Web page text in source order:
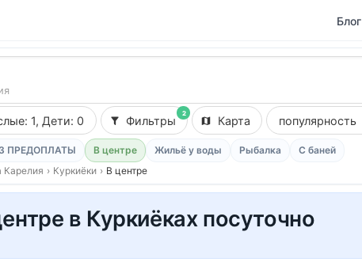
Блог
Взрослые: 1, Дети: 0
2
Фильтры Карта популярность
ПРЕДОПЛАТЫ В центре Жильё у воды Рыбалка
С баней
Карелия › Куркиёки › В центре
в Куркиёках посуточно